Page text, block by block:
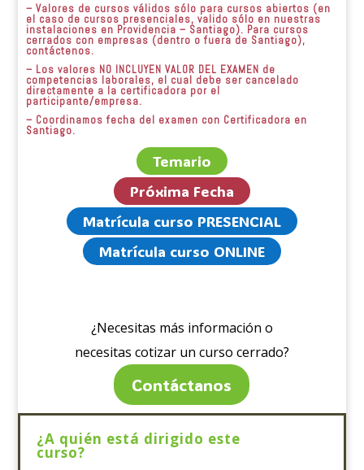
– Valores de cursos válidos sólo para cursos abiertos (en
el caso de cursos presenciales, valido sólo en nuestras
instalaciones en Providencia – Santiago). Para cursos
cerrados con empresas (dentro o fuera de Santiago),
contáctenos.
– Los valores NO INCLUYEN VALOR DEL EXAMEN de
competencias laborales, el cual debe ser cancelado
directamente a la certificadora por el
participante/empresa.
– Coordinamos fecha del examen con Certificadora en
Santiago.
Temario
Próxima Fecha
Matrícula curso PRESENCIAL
Matrícula curso ONLINE
¿Necesitas más información o
necesitas cotizar un curso cerrado?
Contáctanos
¿A quién está dirigido este
curso?